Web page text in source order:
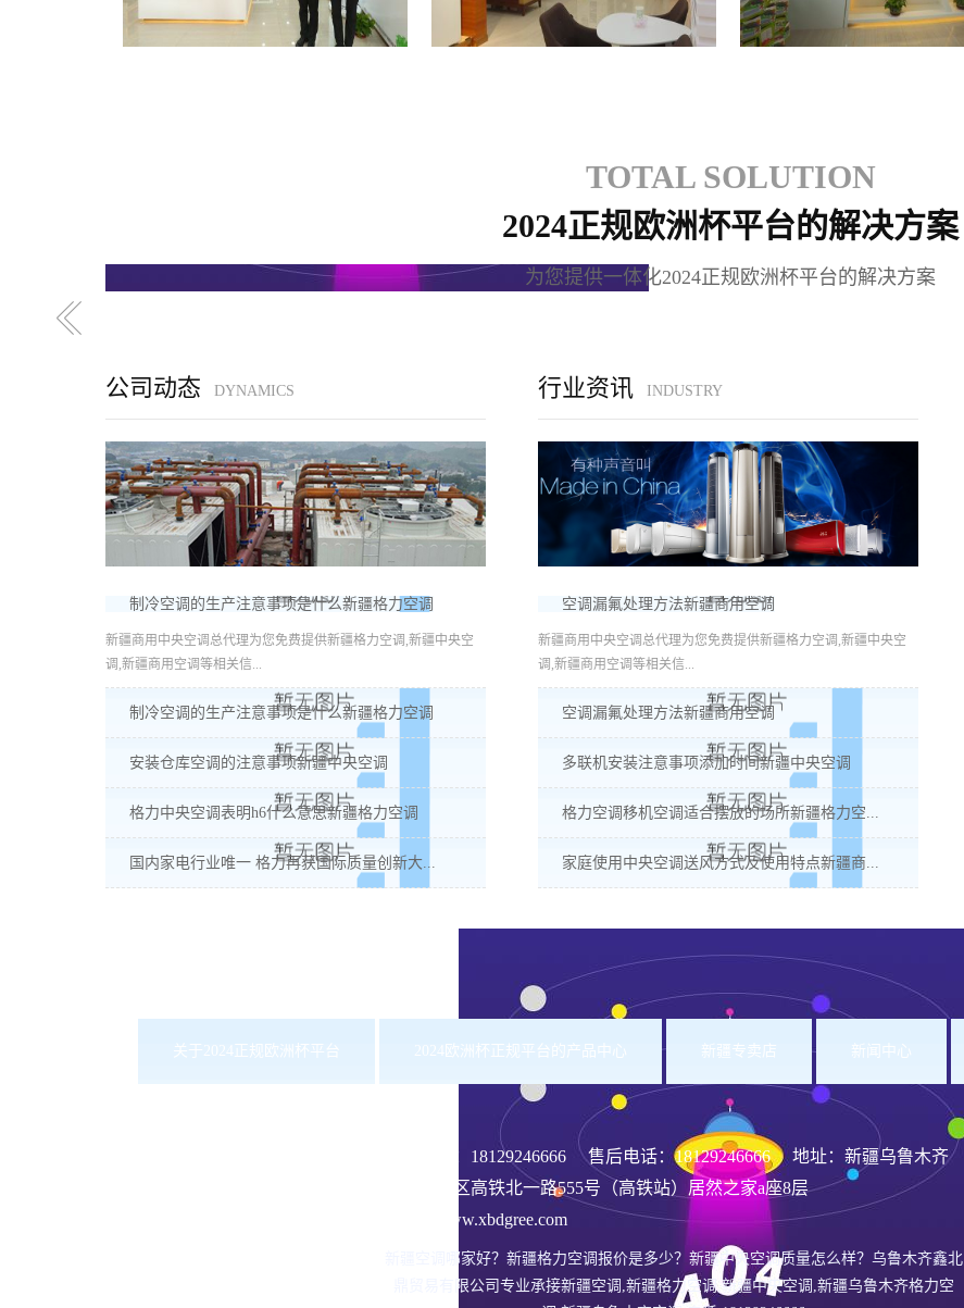
TOTAL SOLUTION
2024正规欧洲杯平台的解决方案
为您提供一体化2024正规欧洲杯平台的解决方案
公司动态 DYNAMICS
制冷空调的生产注意事项是什么新疆格力空调
新疆商用中央空调总代理为您免费提供新疆格力空调,新疆中央空
调,新疆商用空调等相关信...
制冷空调的生产注意事项是什么新疆格力空调
安装仓库空调的注意事项新疆中央空调
格力中央空调表明h6什么意思新疆格力空调
国内家电行业唯一 格力再获国际质量创新大...
行业资讯 INDUSTRY
空调漏氟处理方法新疆商用空调
新疆商用中央空调总代理为您免费提供新疆格力空调,新疆中央空
调,新疆商用空调等相关信...
空调漏氟处理方法新疆商用空调
多联机安装注意事项添加时间新疆中央空调
格力空调移机空调适合摆放的场所新疆格力空...
家庭使用中央空调送风方式及使用特点新疆商...
关于2024正规欧洲杯平台 2024欧洲杯正规平台的产品中心 新疆专卖店 新闻中心
18129246666 售后电话：18129246666 地址：新疆乌鲁木齐
沙依巴克区高铁北一路555号（高铁站）居然之家a座8层
网址：www.xbdgree.com
新疆空调哪家好？新疆格力空调报价是多少？新疆中央空调质量怎么样？乌鲁木齐鑫北
鼎贸易有限公司专业承接新疆空调,新疆格力空调,新疆中央空调,新疆乌鲁木齐格力空